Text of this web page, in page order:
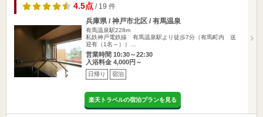
4.5点 / 19 件
兵庫県 / 神戸市北区 / 有馬温泉
有馬温泉駅228m
私鉄神戸電鉄線 有馬温泉駅より徒歩7分（有馬町内 送
迎有（1名～））…
営業時間 10:30～22:30
入浴料金 4,000円～
日帰り 宿泊
楽天トラベルの宿泊プランを見る